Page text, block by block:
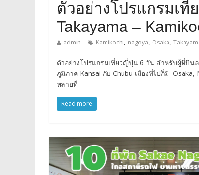
ตัวอย่างโปรแกรมเที่
Takayama –
admin Kamikochi, nagoya, Osaka,
ตัวอย่างโปรแกรมเที่ยวญี่ปุ่น 6 วัน สำหรับผู้ที่บิน
ภูมิภาค Kansai กับ Chubu เมืองที่ไปก็มี
หลายที่
Read more